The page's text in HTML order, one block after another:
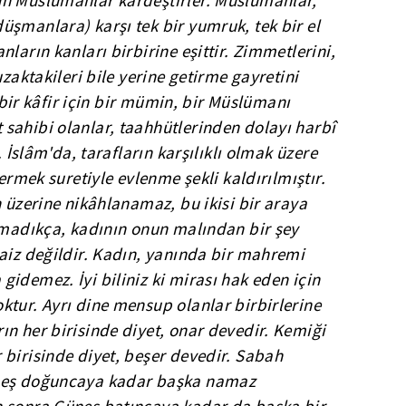
karşı tek bir yumruk, tek bir el
kanları birbirine eşittir. Zimmetlerini,
bile yerine getirme gayretini
kâfir için bir mümin, bir Müslümanı
olanlar, taahhütlerinden dolayı harbî
tarafların karşılıklı olmak üzere
suretiyle evlenme şekli kaldırılmıştır.
üzerine nikâhlanamaz, bu ikisi bir araya
kadının onun malından bir şey
değildir. Kadın, yanında bir mahremi
İyi biliniz ki mirası hak eden için
Ayrı dine mensup olanlar birbirlerine
her birisinde diyet, onar devedir. Kemiği
diyet, beşer devedir. Sabah
doğuncaya kadar başka namaz